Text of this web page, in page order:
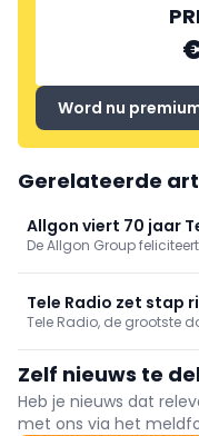
Word nu
Gerelateerde
Allgon viert 70 jaar
De Allgon Group
wereldleider in
Tele Radio zet stap
Tele Radio, de grootste
afstandsbedieningen,
2025
Zelf nieuws te
Heb je nieuws dat
met ons via het